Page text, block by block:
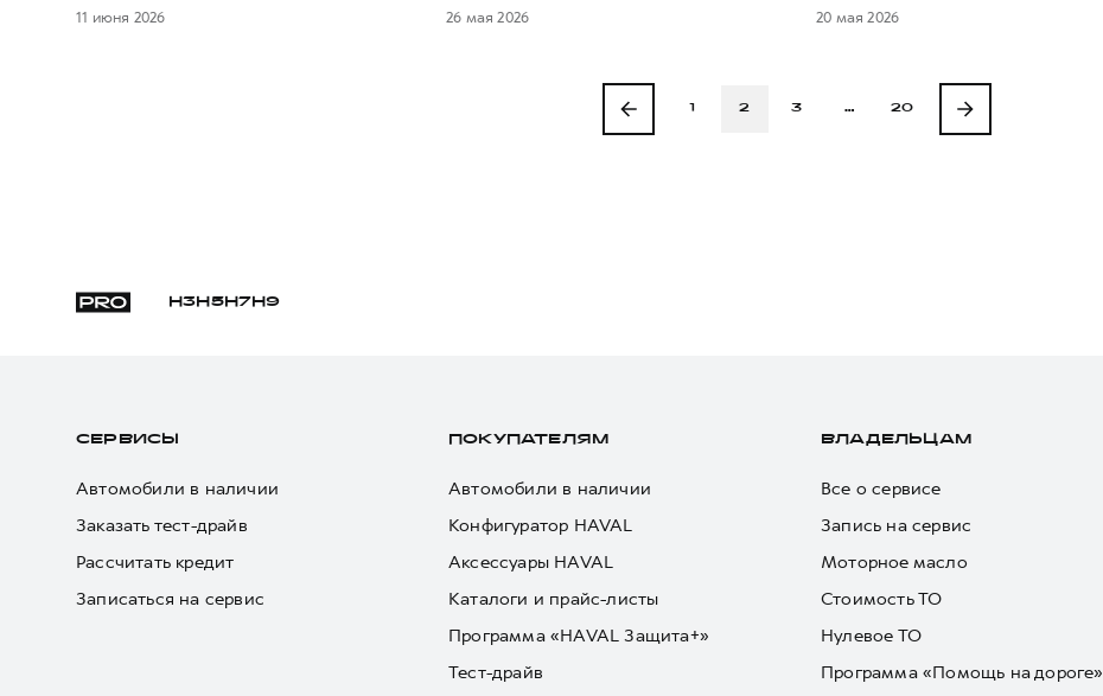
11 июня 2026 26 мая 2026 20 мая 2026
1 2 3 … 20
H3 H5H7 H9
СЕРВИСЫ
Автомобили в наличии
Заказать тест-драйв
Рассчитать кредит
Записаться на сервис
ПОКУПАТЕЛЯМ
Автомобили в наличии
Конфигуратор HAVAL
Аксессуары HAVAL
Каталоги и прайс-листы
Программа «HAVAL Защита+»
Тест-драйв
ВЛАДЕЛЬЦАМ
Все о сервисе
Запись на сервис
Моторное масло
Стоимость ТО
Нулевое ТО
Программа «Помощь на дороге»